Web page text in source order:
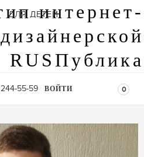
ДЛЯ ДЕТЕЙ
0
ВОЙТИ
55-59